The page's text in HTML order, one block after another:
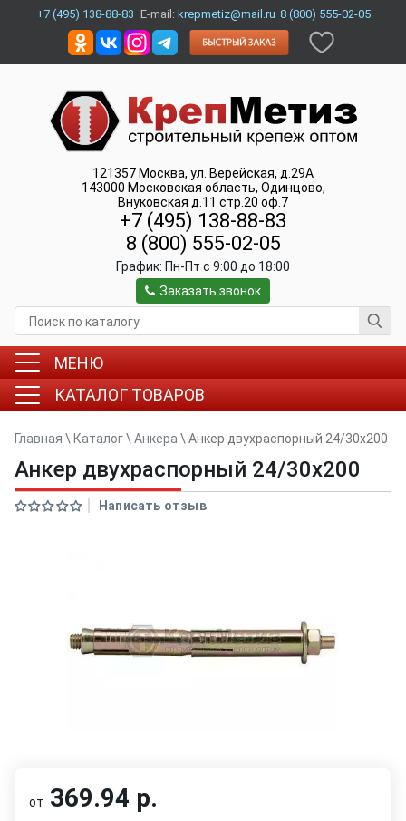
+7 (495) 138-88-83 E-mail: krepmetiz@mail.ru 8 (800) 555-02-05
121357 Москва, ул. Верейская, д.29А
143000 Московская область, Одинцово,
Внуковская д.11 стр.20 оф.7
+7 (495) 138-88-83
8 (800) 555-02-05
График: Пн-Пт c 9:00 до 18:00
Заказать звонок
МЕНЮ
КАТАЛОГ ТОВАРОВ
Главная \ Каталог\ Анкера \ Анкер двуxраспорный 24/30x200
Анкер двуxраспорный 24/30x200
Написать отзыв
от 369.94 р.